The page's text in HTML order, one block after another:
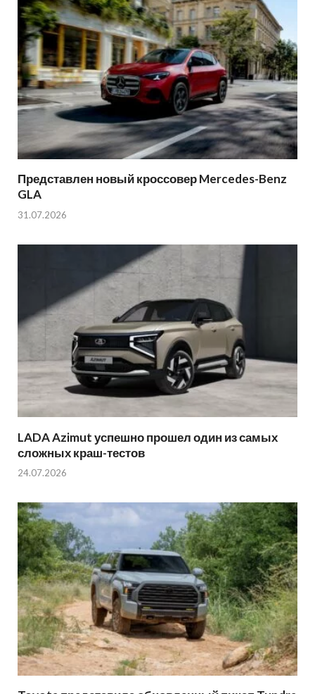
Представлен новый кроссовер Mercedes-Benz
GLA
31.07.2026
LADA Azimut успешно прошел один из самых
сложных краш-тестов
24.07.2026